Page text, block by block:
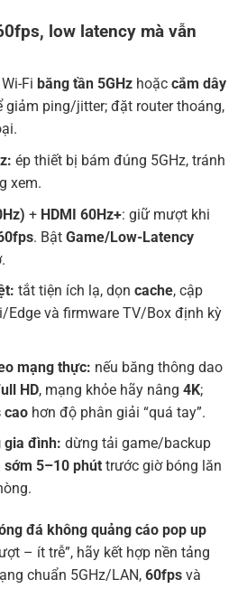
low latency mà vẫn
Wi-Fi băng tần 5GHzhoặc cắm dây
giảm ping/jitter; đặt router thoáng,
ép thiết bị bám đúng 5GHz, tránh
xem.
+ HDMI 60Hz+: giữ mượt khi
. Bật Game/Low-Latency
tắt tiện ích lạ, dọn cache, cập
Edge và firmware TV/Box định kỳ
mạng thực: nếu băng thông dao
HD, mạng khỏe hãy nâng 4K;
caohơn độ phân giải “quá tay”.
gia đình: dừng tải game/backup
sớm 5–10 phúttrước giờ bóng lăn
đá không quảng cáo pop up
– ít trễ”, hãy kết hợp nền tảng
chuẩn 5GHz/LAN, 60fps và